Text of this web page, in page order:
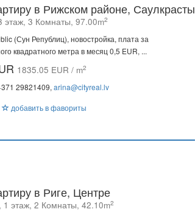
в Рижском районе, Саулкрасты
этаж, 3 Комнаты, 97.00m2
(Сун Републиц), новостройка, плата за
квадратного метра в месяц 0,5 EUR, ...
1835.05 EUR / m2
29821409, arina@cityreal.lv
добавить в фавориты
в Риге, Центре
1 этаж, 2 Комнаты, 42.10m2